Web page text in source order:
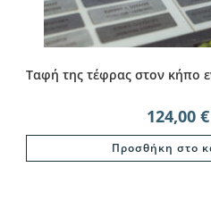
Ταφή της τέφρας στον κήπο
124,00 €
Προσθήκη στο